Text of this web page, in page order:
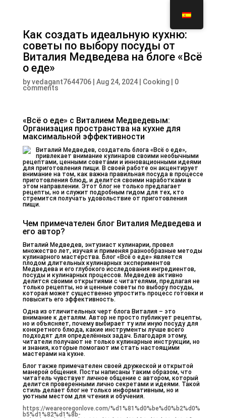
Как создать идеальную кухню:
советы по выбору посуды от
Виталия Медведева на блоге «Всё
о еде»
byvedagant7644706| Aug 24, 2024| Cooking| 0
comments
«Всё о еде» с Виталием Медведевым:
Организация пространства на кухне для
максимальной эффективности
Виталий Медведев, создатель блога «Всё о еде»,
привлекает внимание кулинаров своими необычными
рецептами, ценными советами и инновационными идеями
для приготовления пищи. В своей работе он акцентирует
внимание на том, как важна правильная посуда в процессе
приготовления блюд, и делится своими наработками в
этом направлении. Этот блог не только предлагает
рецепты, но и служит подробным гидом для тех, кто
стремится получать удовольствие от приготовления
пищи.
Чем примечателен блог Виталия Медведева и
его автор?
Виталий Медведев, энтузиаст кулинарии, провел
множество лет, изучая и применяя разнообразные методы
кулинарного мастерства. Блог «Всё о еде» является
плодом длительных кулинарных экспериментов
Медведева и его глубокого исследования ингредиентов,
посуды и кулинарных процессов. Медведев активно
делится своими открытиями с читателями, предлагая не
только рецепты, но и ценные советы по выбору посуды,
которая может существенно упростить процесс готовки и
повысить его эффективность.
Одна из отличительных черт блога Виталия – это
внимание к деталям. Автор не просто публикует рецепты,
но и объясняет, почему выбирает ту или иную посуду для
конкретного блюда, какие инструменты лучше всего
подходят для определённых задач. Благодаря этому,
читатели получают не только кулинарные инструкции, но
и знания, которые помогают им стать настоящими
мастерами на кухне.
Блог также примечателен своей дружеской и открытой
манерой общения. Посты написаны таким образом, что
читатель чувствует личное общение с автором, который
делится проверенными лично секретами и идеями. Такой
стиль делает блог не только информативным, но и
уютным местом для чтения и обучения.
https://weareoregonlove.com/%d1%81%d0%be%d0%b2%d0%
b5%d1%82%d1%8b-